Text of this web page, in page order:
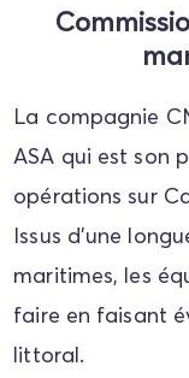
La compagnie
ASA qui est son
opérations sur
Issus d’une
maritimes, les
faire en faisant
littoral.